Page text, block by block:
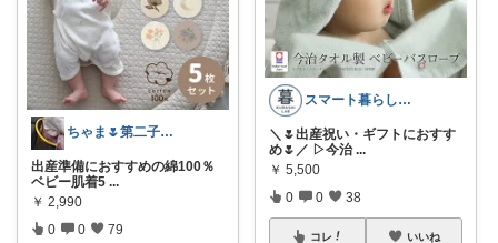
ちゃま🌷第二子妊娠中
出産準備におすすめの綿100％
ベビー肌着5 ...
￥ 2,990
0 0 79
スマート暮らしラボ
＼🌷出産祝い・ギフトにおすす
め🌷／ ▷今治 ...
￥ 5,500
0 0 38
コレ いいね